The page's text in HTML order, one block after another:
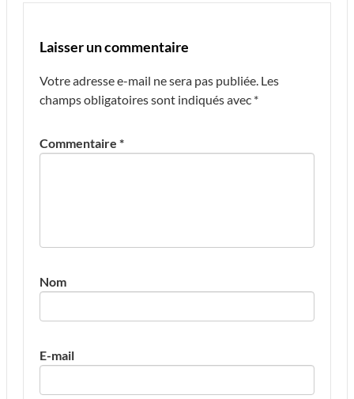
Laisser un commentaire
Votre adresse e-mail ne sera pas publiée. Les
champs obligatoires sont indiqués avec *
Commentaire *
Nom
E-mail